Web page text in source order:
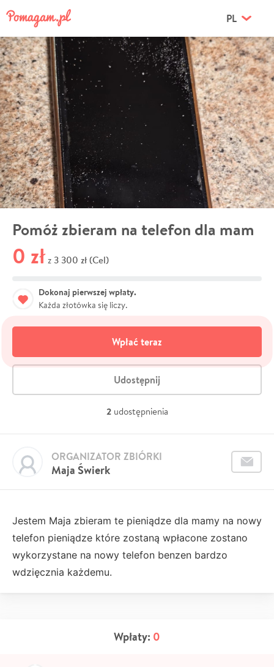
PL
Pomóż zbieram na telefon dla mam
0 zł z 3 300 zł (Cel)
Dokonaj pierwszej wpłaty.
Każda złotówka się liczy.
Wpłać teraz
Udostępnij
2 udostępnienia
Maja Świerk
ORGANIZATOR ZBIÓRKI
Jestem Maja zbieram te pieniądze dla mamy na nowy
telefon pieniądze które zostaną wpłacone zostano
wykorzystane na nowy telefon benzen bardzo
wdzięcznia każdemu.
Wpłaty: 0